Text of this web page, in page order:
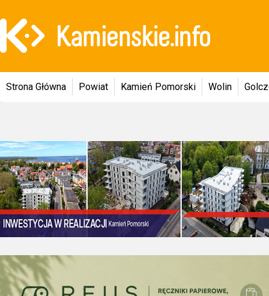
Strona Główna Powiat Kamień Pomorski Wolin